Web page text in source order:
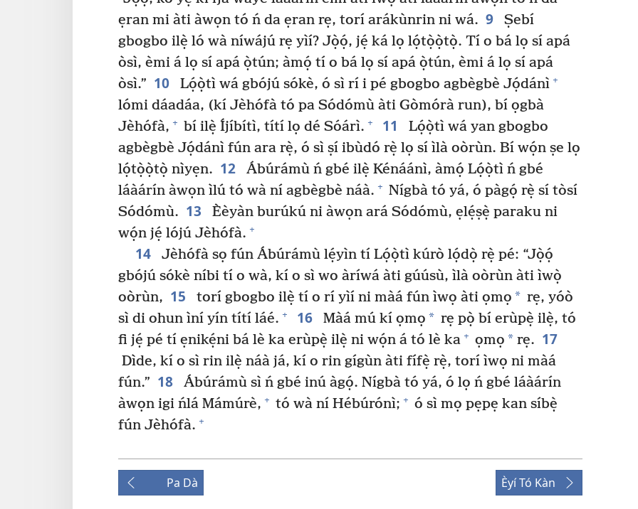
ẹran mi àti àwọn tó ń da ẹran rẹ, torí arákùnrin ni wá. 9
Ṣebí
gbogbo ilẹ̀ ló wà níwájú rẹ yìí? Jọ̀ọ́, jẹ́ ká lọ lọ́tọ̀ọ̀tọ̀. Tí o bá lọ sí apá
òsì, èmi á lọ sí apá ọ̀tún; àmọ́ tí o bá lọ sí apá ọ̀tún, èmi á lọ sí apá
òsì.” 10 Lọ́ọ̀tì wá gbójú sókè, ó sì rí i pé gbogbo agbègbè Jọ́dánì +
lómi dáadáa, (kí Jèhófà tó pa Sódómù àti Gòmórà run), bí ọgbà
Jèhófà, + bí ilẹ̀ Íjíbítì, títí lọ dé Sóárì. + 11
Lọ́ọ̀tì wá yan gbogbo
agbègbè Jọ́dánì fún ara rẹ̀, ó sì ṣí ibùdó rẹ̀ lọ sí ìlà oòrùn. Bí wọ́n ṣe lọ
lọ́tọ̀ọ̀tọ̀ nìyẹn. 12
Ábúrámù ń gbé ilẹ̀ Kénáánì, àmọ́ Lọ́ọ̀tì ń gbé
láàárín àwọn ìlú tó wà ní agbègbè náà. + Nígbà tó yá, ó pàgọ́ rẹ̀ sí tòsí
Sódómù. 13
Èèyàn burúkú ni àwọn ará Sódómù, ẹlẹ́ṣẹ̀ paraku ni
wọ́n jẹ́ lójú Jèhófà. +
14
Jèhófà sọ fún Ábúrámù lẹ́yìn tí Lọ́ọ̀tì kúrò lọ́dọ̀ rẹ̀ pé: “Jọ̀ọ́
gbójú sókè níbi tí o wà, kí o sì wo àríwá àti gúúsù, ìlà oòrùn àti ìwọ̀
oòrùn, 15 torí gbogbo ilẹ̀ tí o rí yìí ni màá fún ìwọ àti ọmọ * rẹ, yóò
sì di ohun ìní yín títí láé. + 16 Màá mú kí ọmọ * rẹ pọ̀ bí erùpẹ̀ ilẹ̀, tó
fi jẹ́ pé tí ẹnikẹ́ni bá lè ka erùpẹ̀ ilẹ̀ ni wọ́n á tó lè ka + ọmọ * rẹ. 17
Dìde, kí o sì rin ilẹ̀ náà já, kí o rin gígùn àti fífẹ̀ rẹ̀, torí ìwọ ni màá
fún.” 18
Ábúrámù sì ń gbé inú àgọ́. Nígbà tó yá, ó lọ ń gbé láàárín
àwọn igi ńlá Mámúrè, + tó wà ní Hébúrónì; + ó sì mọ pẹpẹ kan síbẹ̀
fún Jèhófà. +
Pa Dà Èyí Tó Kàn